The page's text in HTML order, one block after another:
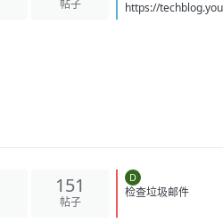
115k
网易有道技术博客：
151 D